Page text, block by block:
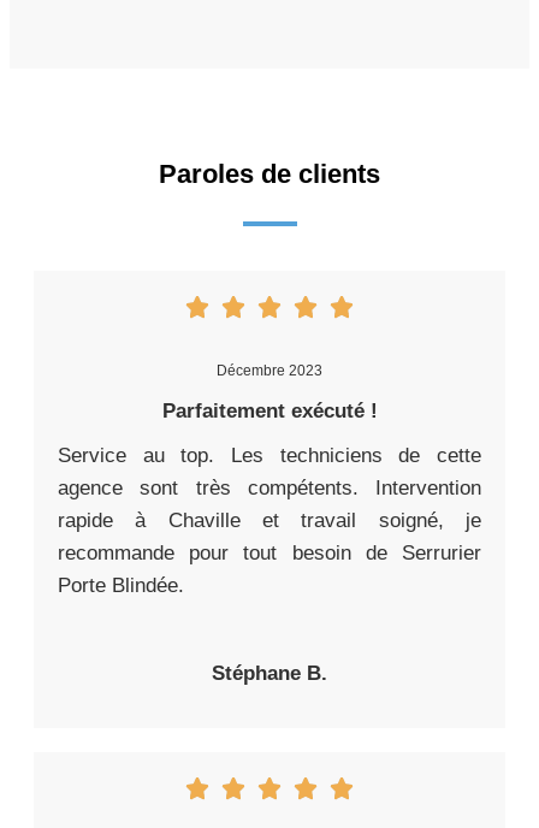
Paroles de clients
Décembre 2023
Parfaitement exécuté !
Service au top. Les techniciens de cette
agence sont très compétents. Intervention
rapide à Chaville et travail soigné, je
recommande pour tout besoin de Serrurier
Porte Blindée.
Stéphane B.